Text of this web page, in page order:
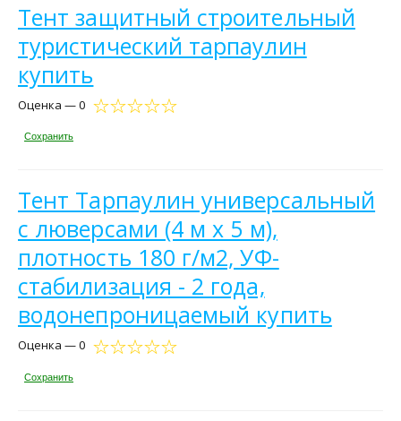
Тент защитный строительный
туристический тарпаулин
купить
Оценка — 0
Сохранить
Тент Тарпаулин универсальный
с люверсами (4 м х 5 м),
плотность 180 г/м2, УФ-
стабилизация - 2 года,
водонепроницаемый купить
Оценка — 0
Сохранить